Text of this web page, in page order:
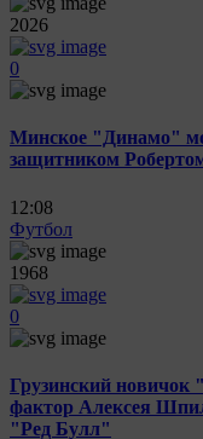
2026
0
Минское "Динамо"
защитником
12:08
Футбол
1968
0
Грузинский
фактор Алексея
"Ред Булл"